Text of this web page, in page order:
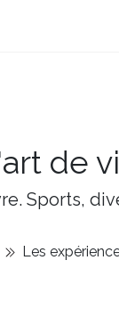
de
Sports,
Les